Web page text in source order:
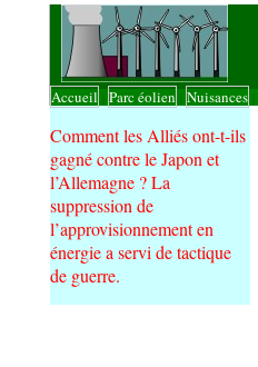
Accueil Parc éolien Nuisances
Comment les Alliés ont-t-ils
gagné contre le Japon et
l’Allemagne ? La
suppression de
l’approvisionnement en
énergie a servi de tactique
de guerre.